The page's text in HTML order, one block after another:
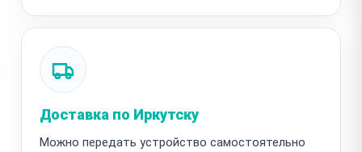
Доставка по Иркутску
Можно передать устройство самостоятельно